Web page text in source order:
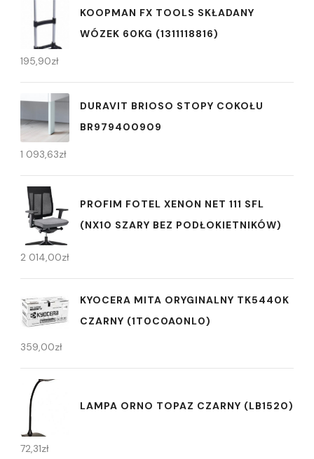
KOOPMAN FX TOOLS SKŁADANY
WÓZEK 60KG (1311118816)
195,90zł
DURAVIT BRIOSO STOPY COKOŁU
BR979400909
1 093,63zł
PROFIM FOTEL XENON NET 111 SFL
(NX10 SZARY BEZ PODŁOKIETNIKÓW)
2 014,00zł
KYOCERA MITA ORYGINALNY TK5440K
CZARNY (1T0C0A0NL0)
359,00zł
LAMPA ORNO TOPAZ CZARNY (LB1520)
72,31zł